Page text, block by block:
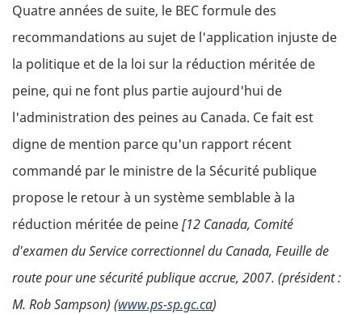
Quatre années de suite, le BEC formule des
recommandations au sujet de l'application injuste de
la politique et de la loi sur la réduction méritée de
peine, qui ne font plus partie aujourd'hui de
l'administration des peines au Canada. Ce fait est
digne de mention parce qu'un rapport récent
commandé par le ministre de la Sécurité publique
propose le retour à un système semblable à la
réduction méritée de peine[12 Canada, Comité
d'examen du Service correctionnel du Canada, Feuille de
route pour une sécurité publique accrue, 2007. (président :
M. Rob Sampson) (www.ps-sp.gc.ca)